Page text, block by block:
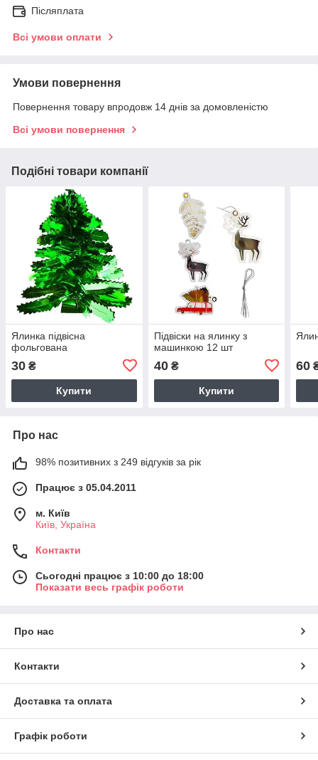
Післяплата
Всі умови оплати
Умови повернення
Повернення товару впродовж 14 днів за домовленістю
Всі умови повернення
Подібні товари компанії
Ялинка підвісна
фольгована
30 ₴
Купити
Підвіски на ялинку з
машинкою 12 шт
40₴
Купити
60
Про нас
98% позитивних з 249 відгуків за рік
Працює з 05.04.2011
м. Київ
Київ, Україна
Контакти
Сьогодні працює з 10:00 до 18:00
Показати весь графік роботи
Про нас
Контакти
Доставка та оплата
Графік роботи